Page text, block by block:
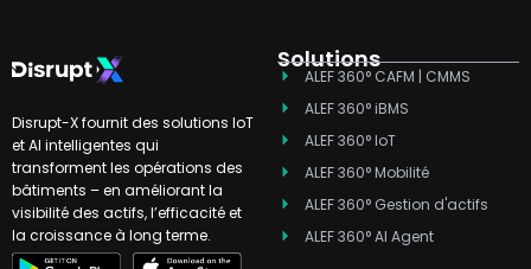
Disrupt-X fournit des solutions IoT
et AI intelligentes qui
transforment les opérations des
bâtiments – en améliorant la
visibilité des actifs, l’efficacité et
la croissance à long terme.
Solutions
ALEF 360° CAFM | CMMS
ALEF 360° iBMS
ALEF 360° IoT
ALEF 360° Mobilité
ALEF 360° Gestion d'actifs
ALEF 360° AI Agent